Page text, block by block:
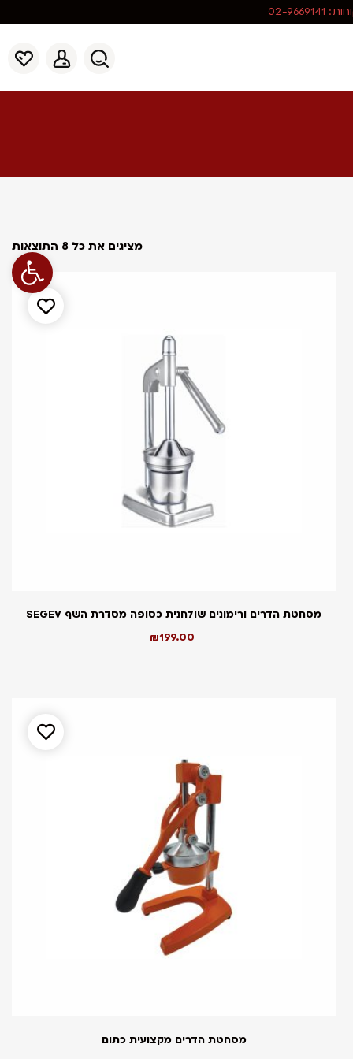
פתח סרגל מציגים את כל ⁦8⁩ התוצאות
מסחטת הדרים ורימונים שולחנית כסופה מסדרת השף SEGEV
199.00
₪
מסחטת הדרים מקצועית כתום